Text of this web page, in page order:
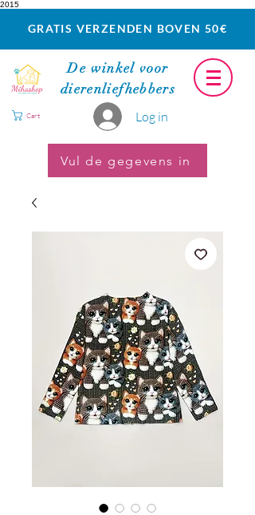
2015
GRATIS VERZENDEN BOVEN 50€
De winkel voor
dierenliefhebbers
Log in
Cart
Vul de gegevens in